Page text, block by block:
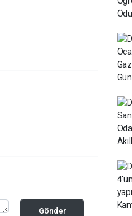
Gönder